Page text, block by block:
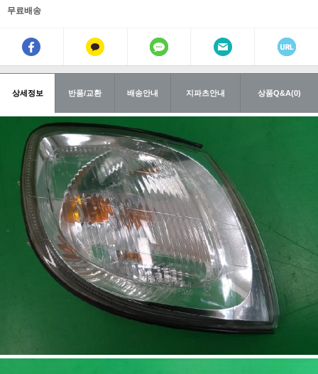
무료배송
상세정보 반품/교환 배송안내 지파츠안내 상품Q&A(0)